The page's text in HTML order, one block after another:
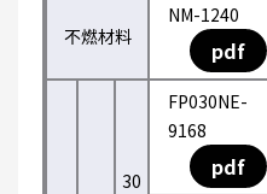
不燃材料
NM-1240
pdf
30
FP030NE-
9168
pdf